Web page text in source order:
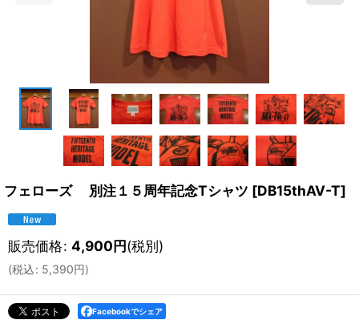
フェローズ 別注１５周年記念Tシャツ [DB15thAV-T]
販売価格: 4,900円(税別)
(税込: 5,390円)
Facebookでシェア